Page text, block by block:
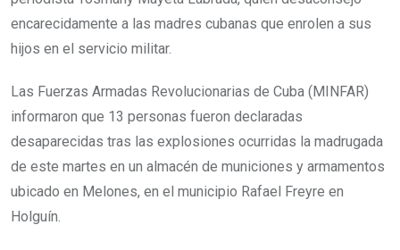
encarecidamente a las madres cubanas que enrolen a sus
hijos en el servicio militar.
Las Fuerzas Armadas Revolucionarias de Cuba (MINFAR)
informaron que 13 personas fueron declaradas
desaparecidas tras las explosiones ocurridas la madrugada
de este martes en un almacén de municiones y armamentos
ubicado en Melones, en el municipio Rafael Freyre en
Holguín.